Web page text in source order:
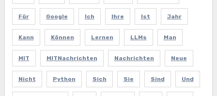
Für Google Ich Ihre Ist Jahr
Kann Können Lernen LLMs Man
MIT MITNachrichten Nachrichten Neue
Nicht Python Sich Sie Sind Und